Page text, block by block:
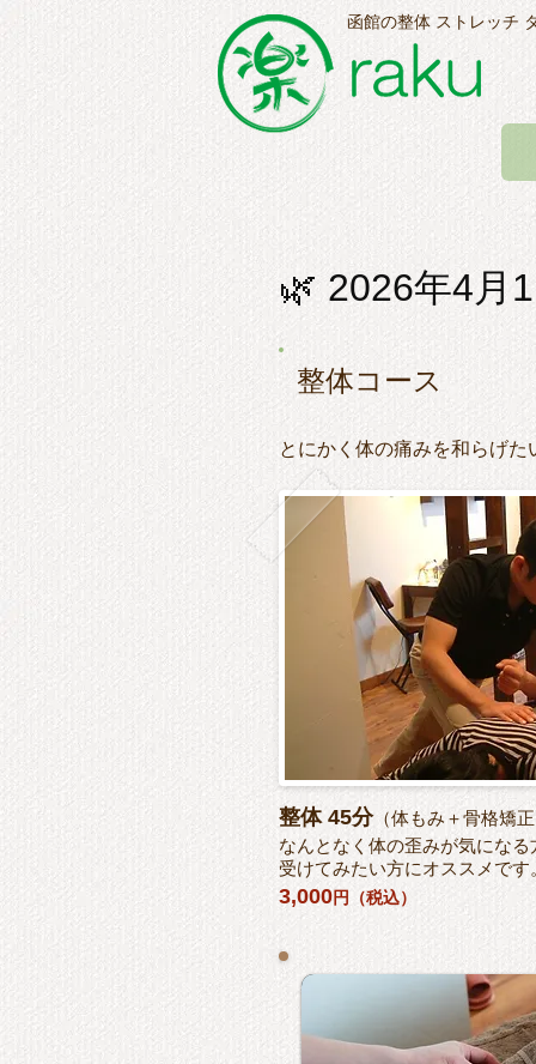
函館の整体 ストレッチ
🌿 2026年4月
整体コース
とにかく体の痛みを和らげ
整体 45分（体もみ＋骨格矯
なんとなく体の歪みが気にな
受けてみたい方にオススメです
3,000円（税込）